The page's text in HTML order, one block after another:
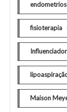
fisioterapia
Maison